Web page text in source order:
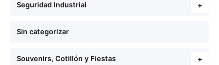
Seguridad Industrial +
Sin categorizar
Souvenirs, Cotillón y Fiestas +